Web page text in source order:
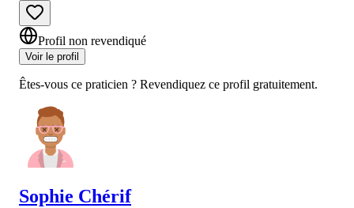
Profil non revendiqué
Voir le profil
Êtes-vous ce praticien ? Revendiquez ce profil gratuitement.
Sophie Chérif